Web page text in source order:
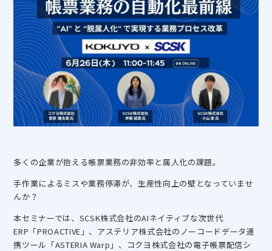
多くの企業が抱える帳票業務の非効率と属人化の課題。
手作業によるミスや業務停滞が、生産性向上の壁となっていませ
んか？
本セミナーでは、SCSK株式会社のAIネイティブな次世代
ERP「PROACTIVE」、アステリア株式会社のノーコードデータ連
携ツール「ASTERIA Warp」、コクヨ株式会社の電子帳票配信シ